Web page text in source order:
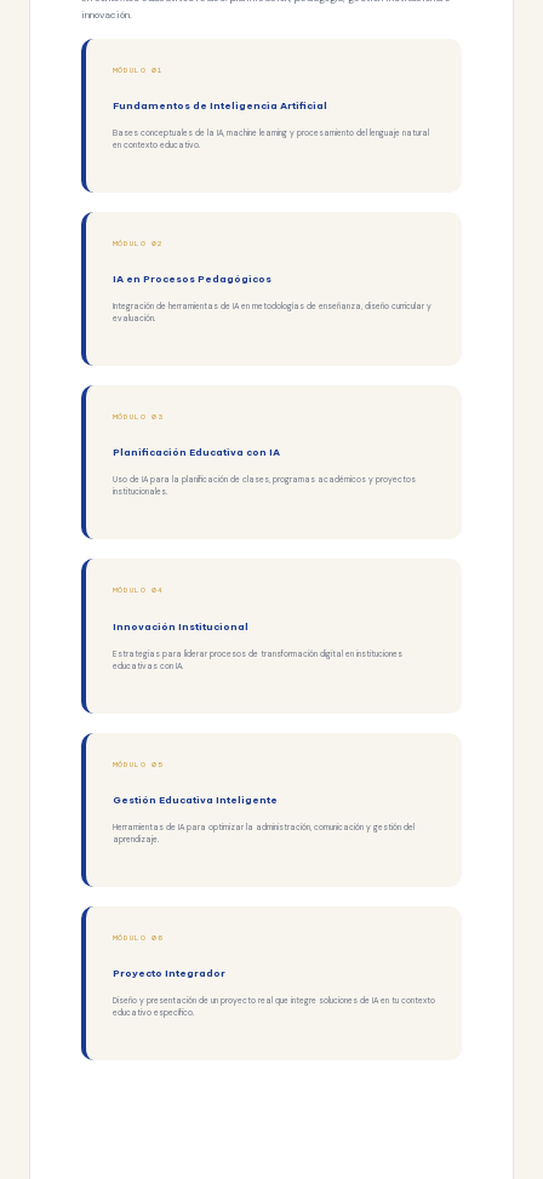
innovación.
MÓDULO 01
Fundamentos de Inteligencia Artificial
Bases conceptuales de la IA, machine learning y procesamiento del lenguaje natural
en contexto educativo.
MÓDULO 02
IA en Procesos Pedagógicos
Integración de herramientas de IA en metodologías de enseñanza, diseño curricular y
evaluación.
MÓDULO 03
Planificación Educativa con IA
Uso de IA para la planificación de clases, programas académicos y proyectos
institucionales.
MÓDULO 04
Innovación Institucional
Estrategias para liderar procesos de transformación digital en instituciones
educativas con IA.
MÓDULO 05
Gestión Educativa Inteligente
Herramientas de IA para optimizar la administración, comunicación y gestión del
aprendizaje.
MÓDULO 06
Proyecto Integrador
Diseño y presentación de un proyecto real que integre soluciones de IA en tu contexto
educativo específico.